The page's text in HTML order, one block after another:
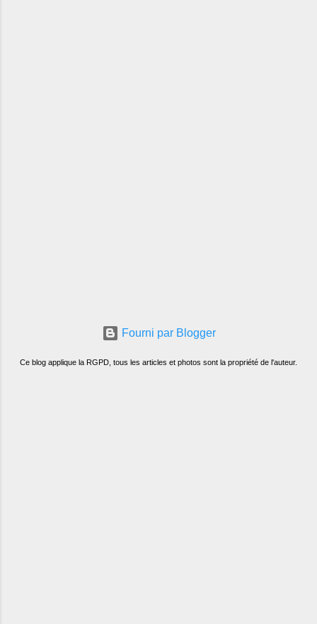
Fourni par Blogger
Ce blog applique la RGPD, tous les articles et photos sont la propriété de l'auteur.